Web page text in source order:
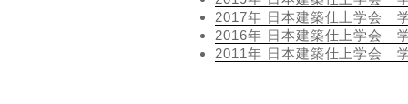
2017年 日本建築仕上学会
2016年 日本建築仕上学会
2011年 日本建築仕上学会